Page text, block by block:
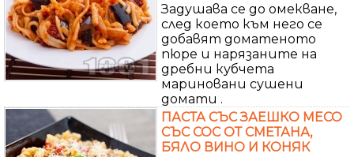
Задушава се до омекване,
след което към него се
добавят доматеното
пюре и нарязаните на
дребни кубчета
мариновани сушени
домати .
ПАСТА СЪС ЗАЕШКО МЕСО
СЪС СОС ОТ СМЕТАНА,
БЯЛО ВИНО И КОНЯК